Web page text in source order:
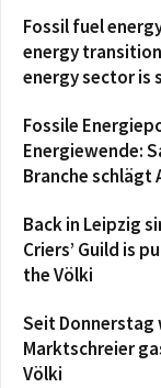
Fossil fuel
energy
energy sector is
Fossile
Energiewende:
Branche schlägt
Back in Leipzig
Criers’ Guild is
the Völki
Seit Donnerstag
Marktschreier
Völki